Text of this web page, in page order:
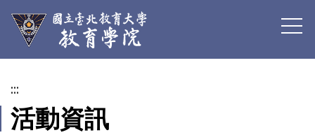
跳
到
內
容
區
:::
活動資訊